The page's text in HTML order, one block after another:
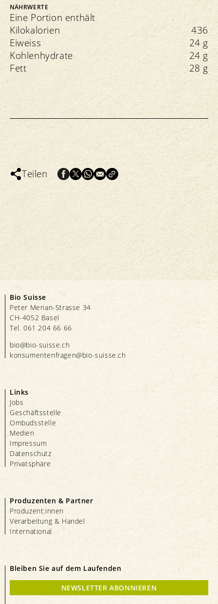
NÄHRWERTE
Eine Portion enthält
Kilokalorien
436
Eiweiss
24 g
Kohlenhydrate
24 g
Fett
28 g
Teilen
Bio Suisse
Peter Merian-Strasse 34
CH-4052 Basel
Tel. 061 204 66 66
bio@bio-suisse.ch
konsumentenfragen@bio-suisse.ch
Links
Jobs
Geschäftsstelle
Ombudsstelle
Medien
Impressum
Datenschutz
Privatsphäre
Produzenten & Partner
Produzent:innen
Verarbeitung & Handel
International
Bleiben Sie auf dem Laufenden
NEWSLETTER ABONNIEREN